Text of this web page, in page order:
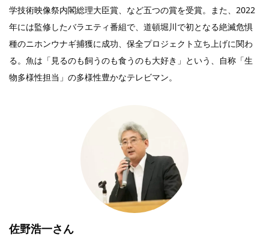
学技術映像祭内閣総理大臣賞、など五つの賞を受賞。また、2022
年には監修したバラエティ番組で、道頓堀川で初となる絶滅危惧
種のニホンウナギ捕獲に成功、保全プロジェクト立ち上げに関わ
る。魚は「見るのも飼うのも食うのも大好き」という、自称「生
物多様性担当」の多様性豊かなテレビマン。
佐野浩一さん